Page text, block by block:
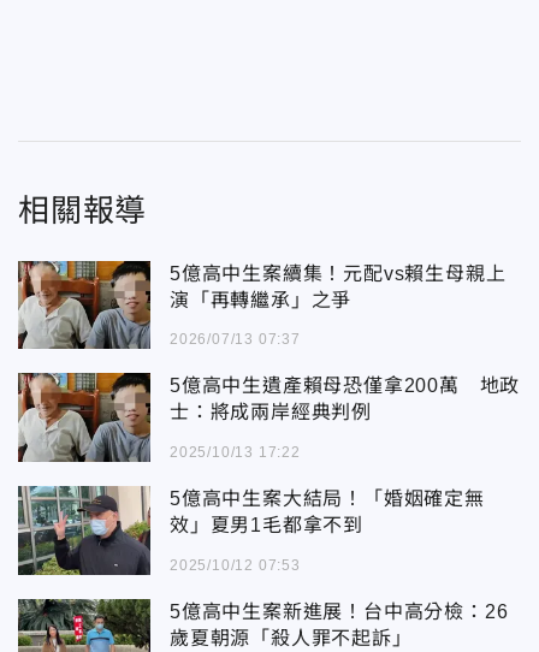
相關報導
5億高中生案續集！元配vs賴生母親上
演「再轉繼承」之爭
2026/07/13 07:37
5億高中生遺產賴母恐僅拿200萬 地政
士：將成兩岸經典判例
2025/10/13 17:22
5億高中生案大結局！「婚姻確定無
效」夏男1毛都拿不到
2025/10/12 07:53
5億高中生案新進展！台中高分檢：26
歲夏朝源「殺人罪不起訴」